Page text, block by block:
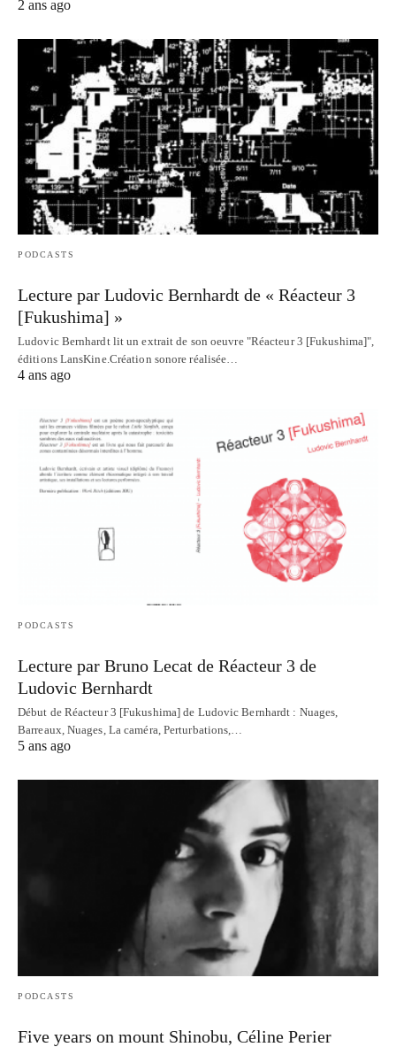
2 ans ago
PODCASTS
Lecture par Ludovic Bernhardt de « Réacteur 3
[Fukushima] »
Ludovic Bernhardt lit un extrait de son oeuvre "Réacteur 3 [Fukushima]",
éditions LansKine.Création sonore réalisée…
4 ans ago
PODCASTS
Lecture par Bruno Lecat de Réacteur 3 de
Ludovic Bernhardt
Début de Réacteur 3 [Fukushima] de Ludovic Bernhardt : Nuages,
Barreaux, Nuages, La caméra, Perturbations,…
5 ans ago
PODCASTS
Five years on mount Shinobu, Céline Perier